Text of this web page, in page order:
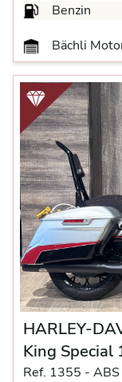
Benzin
Bächli
HARLEY-
King Special
Ref. 1355 -